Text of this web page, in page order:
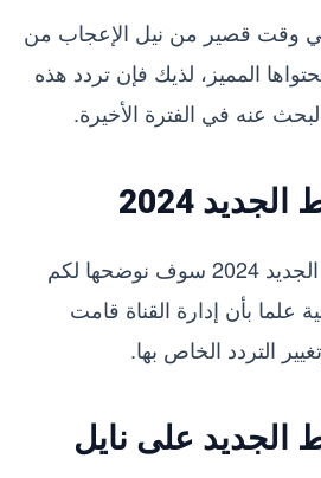
وقت قصير من نيل الإعجاب من
المميز، لذيك فإن تردد هذه
عنه في الفترة الأخيرة.
2024
وعن تردد قناة بطوط الجديد 2024 سوف نوضحها لكم
علما بأن إدارة القناة قامت
التردد الخاص بها.
الجديد على نايل